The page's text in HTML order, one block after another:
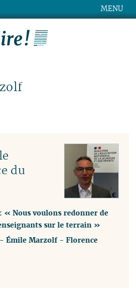
MENU
du
« Nous voulons redonner de
sur le terrain »
-Émile Marzolf-Florence